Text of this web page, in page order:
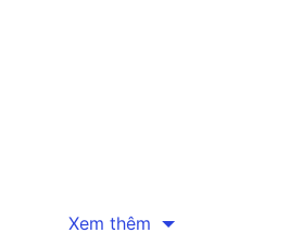
Xem thêm